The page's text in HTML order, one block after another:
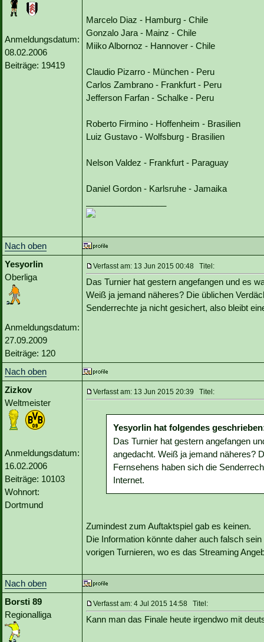
Anmeldungsdatum:
08.02.2006
Beiträge: 19419
Marcelo Diaz - Hamburg - Chile
Gonzalo Jara - Mainz - Chile
Miiko Albornoz - Hannover - Chile
Claudio Pizarro - München - Peru
Carlos Zambrano - Frankfurt - Peru
Jefferson Farfan - Schalke - Peru
Roberto Firmino - Hoffenheim - Brasilien
Luiz Gustavo - Wolfsburg - Brasilien
Nelson Valdez - Frankfurt - Paraguay
Daniel Gordon - Karlsruhe - Jamaika
Nach oben
Yesyorlin
Oberliga
Anmeldungsdatum:
27.09.2009
Beiträge: 120
Verfasst am: 13 Jun 2015 00:48 Titel:
Das Turnier hat gestern angefangen und es
Weiß ja jemand näheres? Die üblichen
Senderrechte ja nicht gesichert, also bleibt
Nach oben
Zizkov
Weltmeister
Anmeldungsdatum:
16.02.2006
Beiträge: 10103
Wohnort:
Dortmund
Verfasst am: 13 Jun 2015 20:39 Titel:
Yesyorlin hat folgendes
Das Turnier hat gestern angefangen
angedacht. Weiß ja jemand näheres?
Fernsehens haben sich die
Internet.
Zumindest zum Auftaktspiel gab es keinen.
Die Information könnte daher auch falsch
vorigen Turnieren, wo es das Streaming
Nach oben
Borsti 89
Regionalliga
Verfasst am: 4 Jul 2015 14:58 Titel:
Kann man das Finale heute irgendwo mit